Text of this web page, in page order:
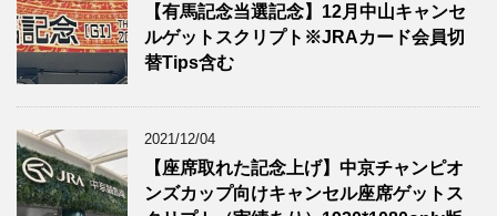
【有馬記念当選記念】12月中山キャンセ
ルゲットスクリプト※JRAカード会員切
替Tips含む
2021/12/04
【座席取れた記念上げ】中京チャンピオ
ンズカップ向けキャンセル座席ゲットス